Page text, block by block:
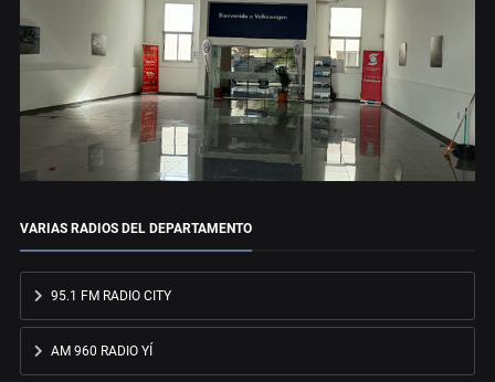
VARIAS RADIOS DEL DEPARTAMENTO
95.1 FM RADIO CITY
AM 960 RADIO YÍ